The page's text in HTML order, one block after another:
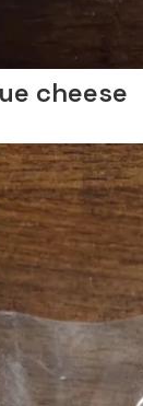
cheese